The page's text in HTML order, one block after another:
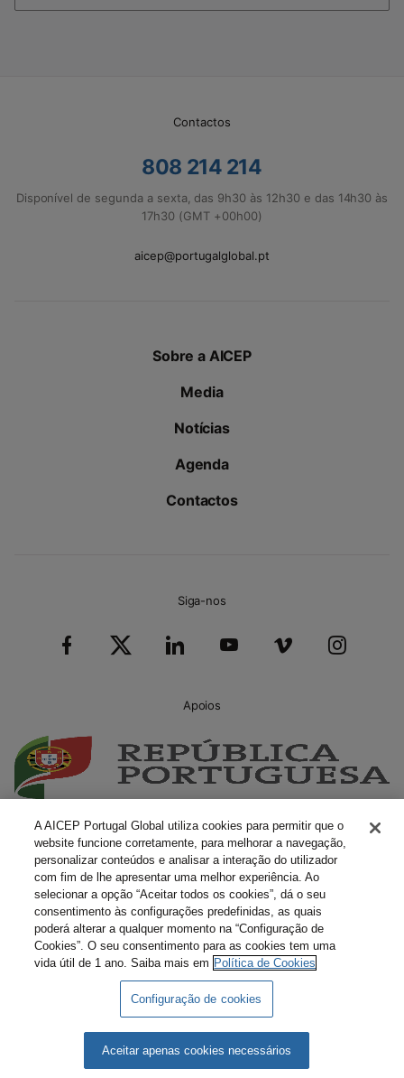
Contactos
808 214 214
Disponível de segunda a sexta, das 9h30 às 12h30 e das 14h30 às
17h30 (GMT +00h00)
aicep@portugalglobal.pt
Sobre a AICEP
Media
Notícias
Agenda
Contactos
Siga-nos
Apoios
Livro Amarelo Eletrónico Termos e Condições
Política de Privacidade Política de Cookies
A AICEP Portugal Global utiliza cookies para permitir que o
website funcione corretamente, para melhorar a navegação,
personalizar conteúdos e analisar a interação do utilizador
com fim de lhe apresentar uma melhor experiência. Ao
selecionar a opção “Aceitar todos os cookies”, dá o seu
consentimento às configurações predefinidas, as quais
poderá alterar a qualquer momento na “Configuração de
Cookies”. O seu consentimento para as cookies tem uma
vida útil de 1 ano. Saiba mais em Política de Cookies
Configuração de cookies
Aceitar apenas cookies necessários